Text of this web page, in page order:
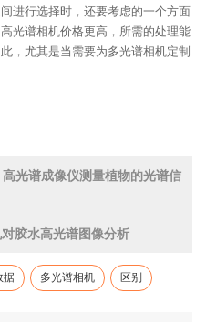
进行选择时，还要考虑的一个方面
光谱相机价格更高，所需的处理能
，尤其是当需要为多光谱相机定制
光谱成像仪测量植物的光谱信
胶水高光谱图像分析
据 多光谱相机 区别